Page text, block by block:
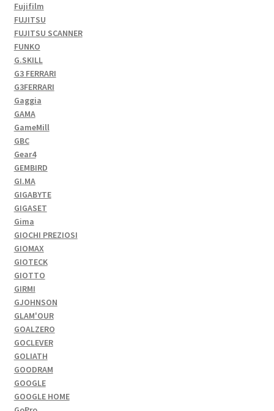
Fujifilm
FUJITSU
FUJITSU SCANNER
FUNKO
G.SKILL
G3 FERRARI
G3FERRARI
Gaggia
GAMA
GameMill
GBC
Gear4
GEMBIRD
GI.MA
GIGABYTE
GIGASET
Gima
GIOCHI PREZIOSI
GIOMAX
GIOTECK
GIOTTO
GIRMI
GJOHNSON
GLAM'OUR
GOALZERO
GOCLEVER
GOLIATH
GOODRAM
GOOGLE
GOOGLE HOME